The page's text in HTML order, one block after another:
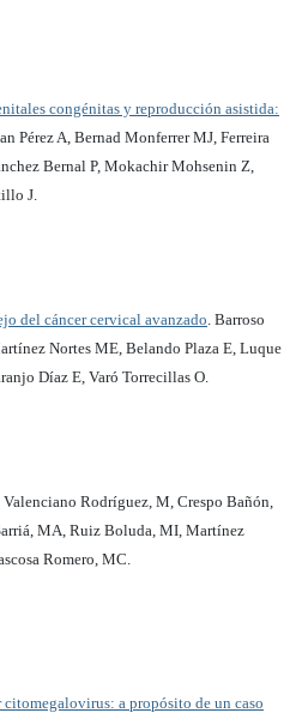
congénitas y reproducción asistida:
Pérez A, Bernad Monferrer MJ, Ferreira
Bernal P, Mokachir Mohsenin Z,
J.
del cáncer cervical avanzado. Barroso
Nortes ME, Belando Plaza E, Luque
Díaz E, Varó Torrecillas O.
Valenciano Rodríguez, M, Crespo Bañón,
MA, Ruiz Boluda, MI, Martínez
Romero, MC.
a propósito de un caso